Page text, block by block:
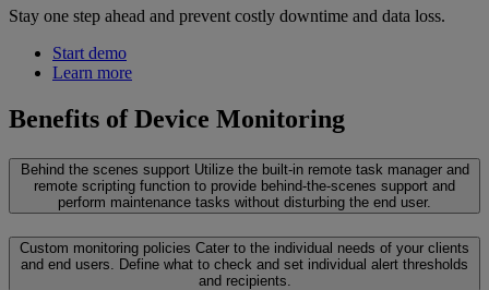
Stay one step ahead and prevent costly downtime and data loss.
Start demo
Learn more
Benefits of Device Monitoring
Behind the scenes support Utilize the built-in remote task manager and
remote scripting function to provide behind-the-scenes support and
perform maintenance tasks without disturbing the end user.
Custom monitoring policies Cater to the individual needs of your clients
and end users. Define what to check and set individual alert thresholds
and recipients.